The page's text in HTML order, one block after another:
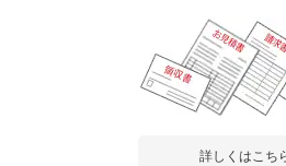
詳しくはこち